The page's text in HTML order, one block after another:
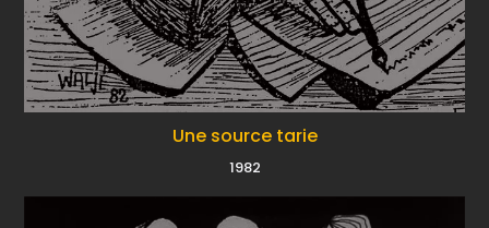
Une source tarie
1982